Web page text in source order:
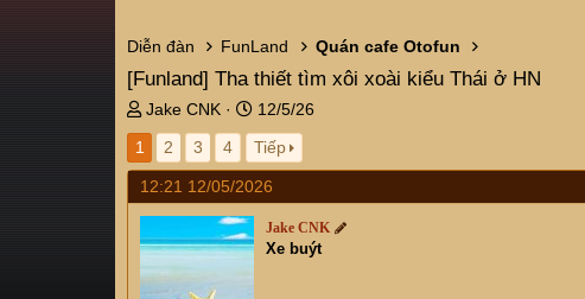
Diễn đàn FunLand Quán cafe Otofun
[Funland] Tha thiết tìm xôi xoài kiểu Thái ở HN
T
h
e
a
d
s
a
Jake CNK
N
g
à
y
g
12/5/26
1
2 3 4 Tiếp
12:21 12/05/2026
Jake CNK
Xe buýt